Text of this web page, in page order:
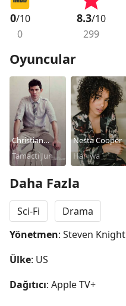
0/10
0
8.3/10
299
Oyuncular
Christian
Camargo
Tamacti Jun
Nesta Cooper
Haniwa
Daha Fazla
Sci-Fi
Drama
Yönetmen: Steven Knight
Ülke: US
Dağıtıcı: Apple TV+